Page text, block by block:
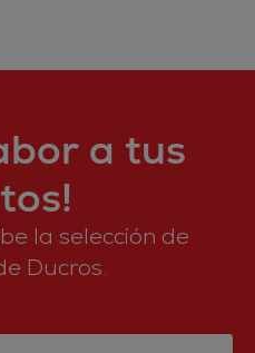
a tus
la selección de
Ducros.